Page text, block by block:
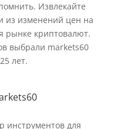
Извлекайте
из изменений цен на
криптовалют.
выбрали markets60
лет.
инструментов для